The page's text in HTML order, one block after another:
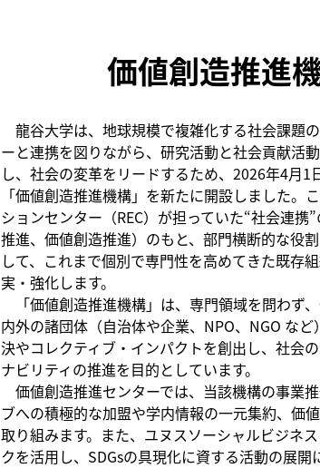
価値創造推進
龍谷大学は、地球規模で複雑化する社会課題
ーと連携を図りながら、研究活動と社会貢献活
し、社会の変革をリードするため、2026年4月1
「価値創造推進機構」を新たに開設しました。
ションセンター（REC）が担っていた“社会連
推進、価値創造推進）のもと、部門横断的な役
して、これまで個別で専門性を高めてきた既存
実・強化します。
「価値創造推進機構」は、専門領域を問わず
内外の諸団体（自治体や企業、NPO、NGO な
決やコレクティブ・インパクトを創出し、社会
ナビリティの推進を目的としています。
価値創造推進センターでは、当該機構の事業
ブへの積極的な加盟や学内情報の一元集約、価
取り組みます。また、ユヌスソーシャルビジネ
クを活用し、SDGsの具現化に資する活動の展開